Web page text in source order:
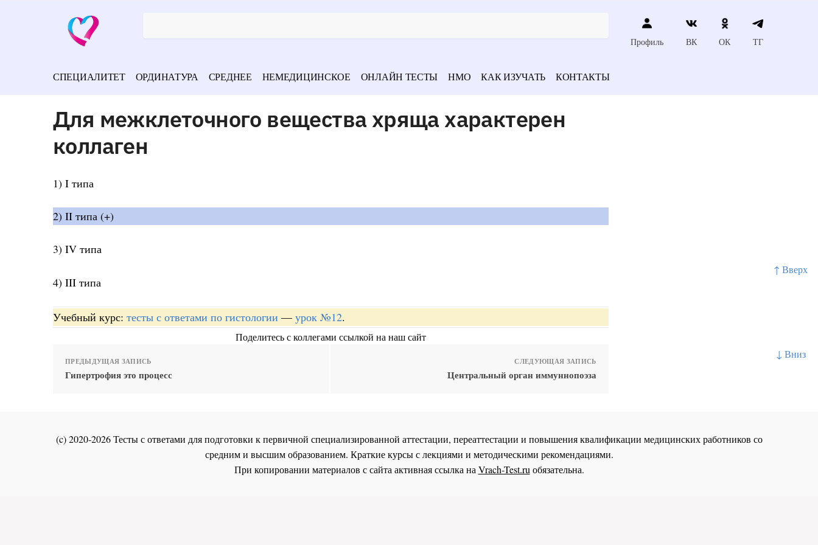
↑ Вверх
↓ Вниз
Профиль ВК ОК ТГ
СПЕЦИАЛИТЕТ ОРДИНАТУРА СРЕДНЕЕ НЕМЕДИЦИНСКОЕ ОНЛАЙН ТЕСТЫ НМО КАК ИЗУЧАТЬ КОНТАКТЫ
Для межклеточного вещества хряща характерен
коллаген
1) I типа
2) II типа (+)
3) IV типа
4) III типа
Учебный курс: тесты с ответами по гистологии — урок №12.
Поделитесь с коллегами ссылкой на наш сайт
ПРЕДЫДУЩАЯ ЗАПИСЬ
Гипертрофия это процесс
СЛЕДУЮЩАЯ ЗАПИСЬ
Центральный орган иммуннопоэза
(c) 2020-2026 Тесты с ответами для подготовки к первичной специализированной аттестации, переаттестации и повышения квалификации медицинских работников со
средним и высшим образованием. Краткие курсы с лекциями и методическими рекомендациями.
При копировании материалов с сайта активная ссылка наVrach-Test.ruобязательна.